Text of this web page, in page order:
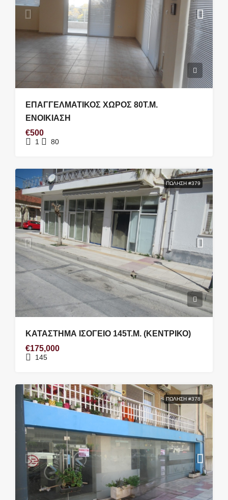
ΕΠΑΓΓΕΛΜΑΤΙΚΟΣ ΧΩΡΟΣ 80Τ.Μ.
ΕΝΟΙΚΙΑΣΗ
€500
1 80
ΠΏΛΗΣΗ #379
ΚΑΤΑΣΤΗΜΑ ΙΣΟΓΕΙΟ 145Τ.Μ. (ΚΕΝΤΡΙΚΟ)
€175,000
145
ΠΏΛΗΣΗ #378